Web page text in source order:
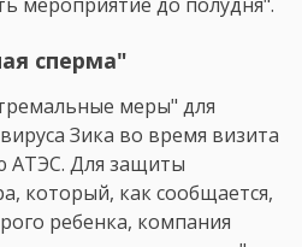
сперма"
меры" для
Зика во время визита
АТЭС. Для защиты
который, как сообщается,
ребенка, компания